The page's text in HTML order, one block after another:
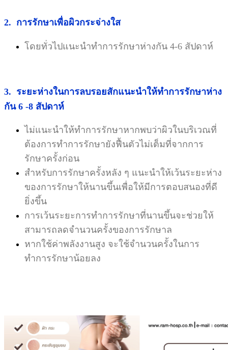
2. การรักษาเพื่อผิวกระจ่างใส
โดยทั่วไปแนะนำทำการรักษาห่างกัน 4-6 สัปดาห์
3. ระยะห่างในการลบรอยสักแนะนำให้ทำการรักษาห่าง
กัน 6 -8 สัปดาห์
ไม่แนะนำให้ทำการรักษาหากพบว่าผิวในบริเวณที่
ต้องการทำการรักษายังฟื้นตัวไม่เต็มที่จากการ
รักษาครั้งก่อน
สำหรับการรักษาครั้งหลัง ๆ แนะนำให้เว้นระยะห่าง
ของการรักษาให้นานขึ้นเพื่อให้มีการตอบสนองที่ดี
ยิ่งขึ้น
การเว้นระยะการทำการรักษาที่นานขึ้นจะช่วยให้
สามารถลดจำนวนครั้งของการรักษาล
หากใช้ค่าพลังงานสูง จะใช้จำนวนครั้งในการ
ทำการรักษาน้อยลง